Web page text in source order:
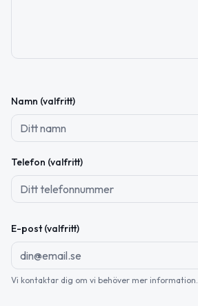
Namn (valfritt)
Telefon (valfritt)
E-post (valfritt)
Vi kontaktar dig om vi behöver mer information.